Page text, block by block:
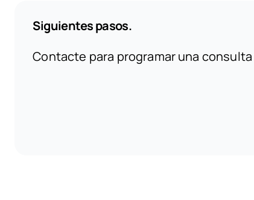
Siguientes pasos.
Contacte para programar una